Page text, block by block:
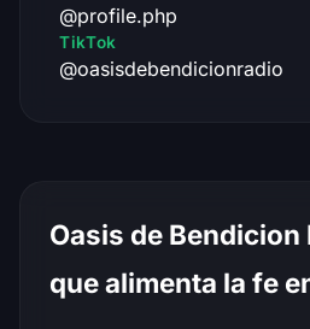
@profile.php
TikTok
@oasisdebendicionradio
Oasis de Bendicion
que alimenta la fe